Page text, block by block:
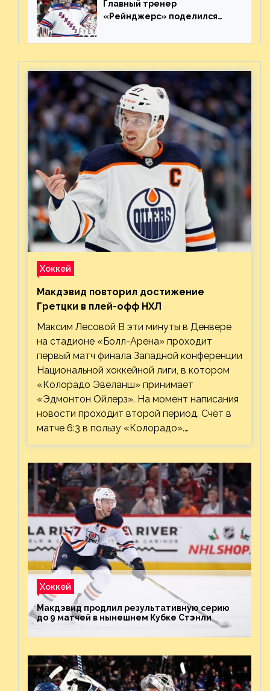
Главный тренер
«Рейнджерс» поделился
предстоящего финала
Хоккей
Макдэвид повторил достижение
Гретцки в плей-офф НХЛ
Максим Лесовой В эти минуты в Денвере
на стадионе «Болл-Арена» проходит
первый матч финала Западной конференции
Национальной хоккейной лиги, в котором
«Колорадо Эвеланш» принимает
«Эдмонтон Ойлерз». На момент написания
новости проходит второй период. Счёт в
матче 6:3 в пользу «Колорадо».…
Хоккей
Макдэвид продлил результативную серию
до 9 матчей в нынешнем Кубке Стэнли